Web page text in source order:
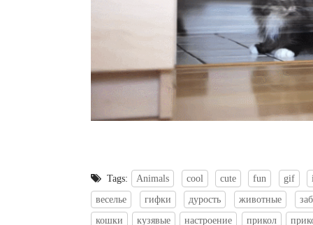
Tags: Animals cool cute fun gif
веселье
гифки дурость животные
кошки
кузявые настроение прикол